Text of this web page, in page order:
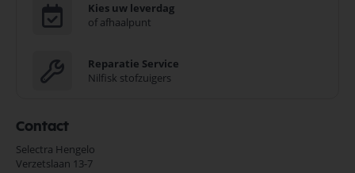
Kies uw leverdag
of afhaalpunt
Reparatie Service
Nilfisk stofzuigers
Contact
Selectra Hengelo
Verzetslaan 13-7